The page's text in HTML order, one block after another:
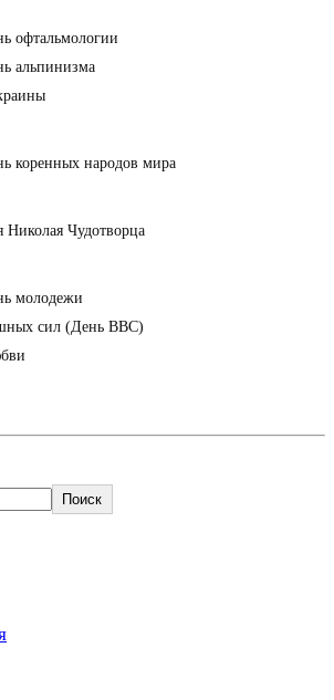
офтальмологии
альпинизма
коренных народов мира
Николая Чудотворца
молодежи
сил (День ВВС)
Поиск